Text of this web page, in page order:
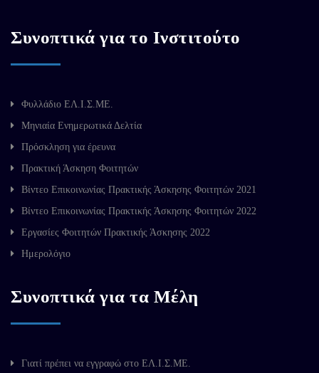
Συνοπτικά για το Ινστιτούτο
Φυλλάδιο ΕΛ.Ι.Σ.ΜΕ.
Μηνιαία Ενημερωτικά Δελτία
Πρόσκληση για έρευνα
Πρακτική Άσκηση Φοιτητών
Βίντεο Επικοινωνίας Πρακτικής Άσκησης Φοιτητών 2021
Βίντεο Επικοινωνίας Πρακτικής Άσκησης Φοιτητών 2022
Εργασίες Φοιτητών Πρακτικής Άσκησης 2022
Ημερολόγιο
Συνοπτικά για τα Μέλη
Γιατί πρέπει να εγγραφώ στο ΕΛ.Ι.Σ.ΜΕ.